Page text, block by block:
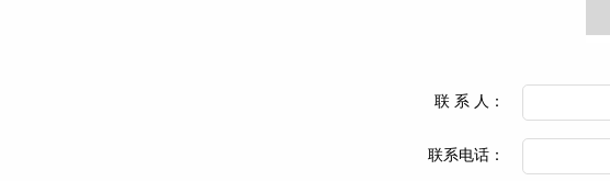
联 系 人：
联系电话：